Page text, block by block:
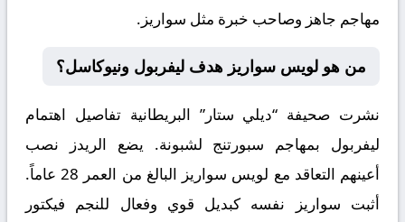
مهاجم جاهز وصاحب خبرة مثل سواريز.
من هو لويس سواريز هدف ليفربول ونيوكاسل؟
نشرت صحيفة “ديلي ستار” البريطانية تفاصيل اهتمام
ليفربول بمهاجم سبورتنج لشبونة. يضع الريدز نصب
أعينهم التعاقد مع لويس سواريز
البالغ من العمر 28 عاماً.
أثبت سواريز نفسه كبديل قوي وفعال للنجم فيكتور